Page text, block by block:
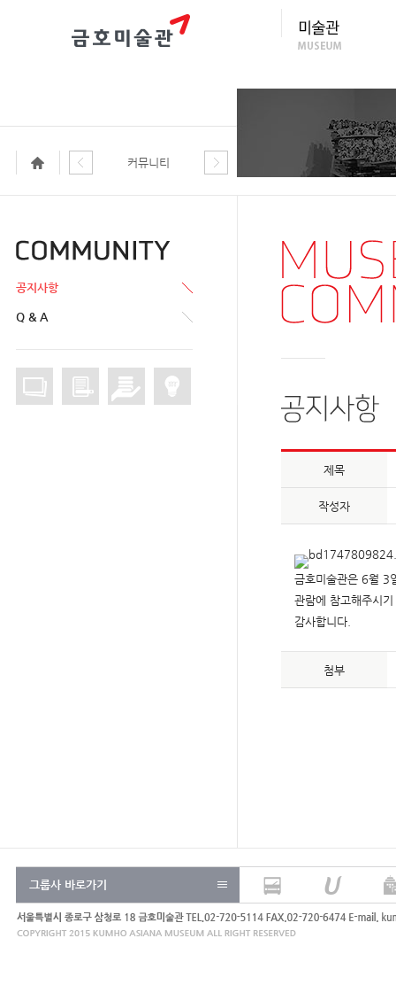
커뮤니티
공지사항
Q & A
제목
작성자
금호미술관은 6월 3
관람에 참고해주시
감사합니다.
첨부
그룹사 바로가기